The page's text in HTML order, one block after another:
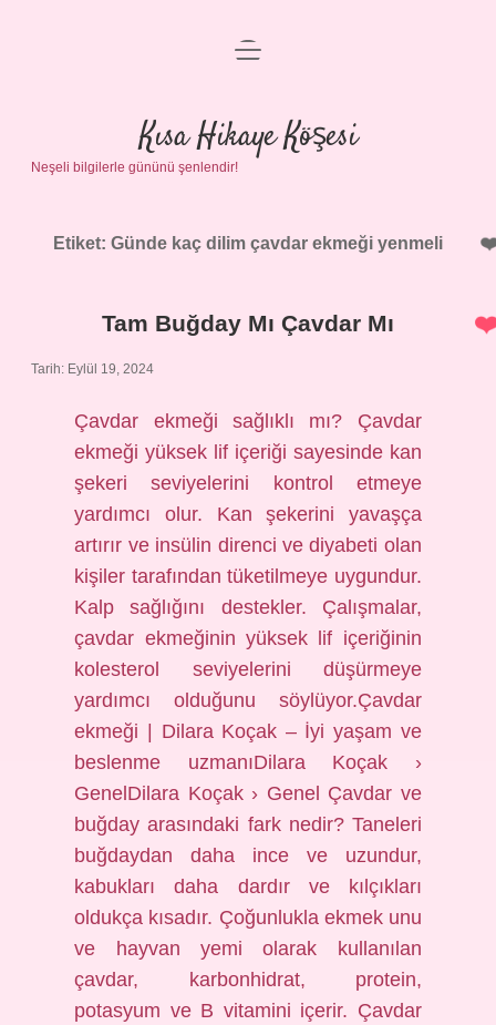
Anasayfa
Gizlilik Politikası
Yasal Uyarı
menüyü
Kısa Hikaye Köşesi
Neşeli bilgilerle gününü şenlendir!
Etiket: Günde kaç dilim çavdar ekmeği yenmeli
Tam Buğday Mı Çavdar Mı
Tarih: Eylül 19, 2024
Çavdar ekmeği sağlıklı mı? Çavdar
ekmeği yüksek lif içeriği sayesinde kan
şekeri seviyelerini kontrol etmeye
yardımcı olur. Kan şekerini yavaşça
artırır ve insülin direnci ve diyabeti olan
kişiler tarafından tüketilmeye uygundur.
Kalp sağlığını destekler. Çalışmalar,
çavdar ekmeğinin yüksek lif içeriğinin
kolesterol seviyelerini düşürmeye
yardımcı olduğunu söylüyor.Çavdar
ekmeği | Dilara Koçak – İyi yaşam ve
beslenme uzmanıDilara Koçak ›
GenelDilara Koçak › Genel Çavdar ve
buğday arasındaki fark nedir? Taneleri
buğdaydan daha ince ve uzundur,
kabukları daha dardır ve kılçıkları
oldukça kısadır. Çoğunlukla ekmek unu
ve hayvan yemi olarak kullanılan
çavdar, karbonhidrat, protein,
potasyum ve B vitamini içerir. Çavdar